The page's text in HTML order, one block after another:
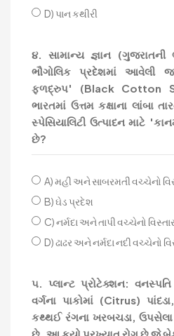
D) પાન કથીરી
૪. સામાન્ય જ્ઞાન
ભૌગોલિક પ્રદેશમાં આવેલી
ફળદ્રુપ' (Black Cotton
ભારતમાં ઉત્તમ કક્ષાના લાંબા
સ્પેસિયાલિટી ઉત્પાદન માટે
છે?
A) મહી અને સાબરમતી વચ્ચેનો
B) ઘેડ પ્રદેશ
C) નર્મદા અને તાપી વચ્ચેનો વિસ્તાર
D) ઢાઢર અને નર્મદા નદી વચ્ચેનો
૫. પ્લાન્ટ પ્રોટેક્શન:
વર્ગના પાકોમાં (Citrus)
કથ્થઈ રંગના ખરબચડા, ઉપસેલા
છે, આ કયો પ્રખ્યાત રોગ છે જે